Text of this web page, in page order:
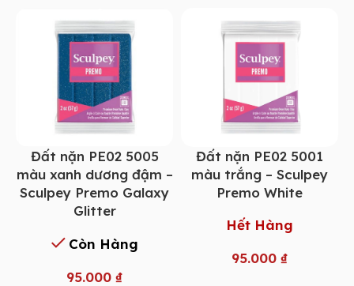
Đất nặn PE02 5005
màu xanh dương đậm –
Sculpey Premo Galaxy
Glitter
Còn Hàng
95.000 ₫
Đất nặn PE02 5001
màu trắng – Sculpey
Premo White
Hết Hàng
95.000 ₫